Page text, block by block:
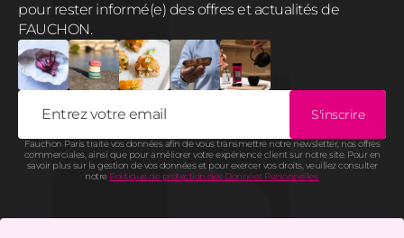
pour rester informé(e) des offres et actualités de
FAUCHON.
S'inscrire
Fauchon Paris traite vos données afin de vous transmettre notre newsletter, nos offres
commerciales, ainsi que pour améliorer votre expérience client sur notre site. Pour en
savoir plus sur la gestion de vos données et pour exercer vos droits, veuillez consulter
notre Politique de protection des Données Personnelles.